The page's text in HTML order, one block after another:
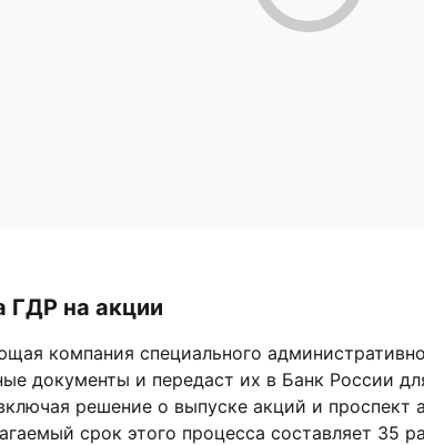
ГДР на акции
компания специального
документы и передаст их в Банк России
решение о выпуске акций и проспект
срок этого процесса составляет 35